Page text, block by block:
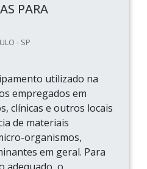
PARA
- SP
utilizado na
empregados em
clínicas e outros locais
de materiais
organismos,
em geral. Para